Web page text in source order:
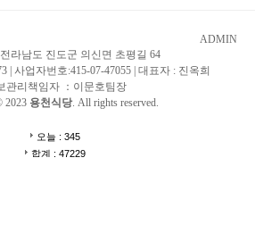
ADMIN
라남도 진도군 의신면 초평길 64
| 사업자번호:415-07-47055 | 대표자 : 진옥희
관리책임자 ：이문호팀장
2023 용천식당. All rights reserved.
오늘 : 345
합계 : 47229